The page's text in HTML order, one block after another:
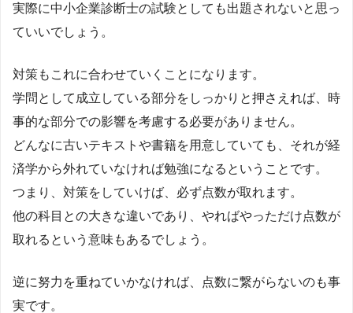
実際に中小企業診断士の試験としても出題されないと思っ
ていいでしょう。
対策もこれに合わせていくことになります。
学問として成立している部分をしっかりと押さえれば、時
事的な部分での影響を考慮する必要がありません。
どんなに古いテキストや書籍を用意していても、それが経
済学から外れていなければ勉強になるということです。
つまり、対策をしていけば、必ず点数が取れます。
他の科目との大きな違いであり、やればやっただけ点数が
取れるという意味もあるでしょう。
逆に努力を重ねていかなければ、点数に繋がらないのも事
実です。